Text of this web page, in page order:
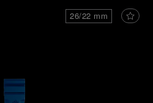
26/22 mm